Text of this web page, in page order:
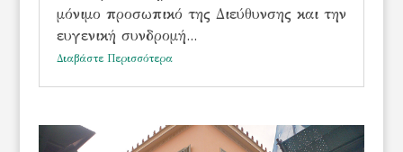
μόνιμο προσωπικό της Διεύθυνσης και την
ευγενική συνδρομή...
Διαβάστε Περισσότερα